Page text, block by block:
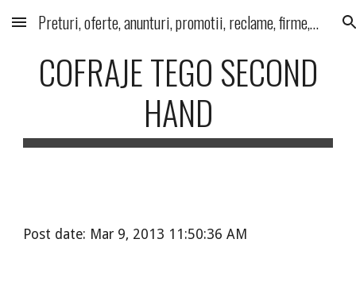
Skip to main content Skip to navigation
Preturi, oferte, anunturi, promotii, reclame, firme, produse, servicii
COFRAJE TEGO SECOND
HAND
Post date: Mar 9, 2013 11:50:36 AM